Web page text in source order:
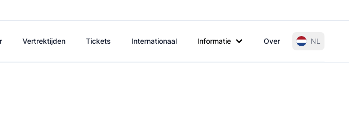
Vertrektijden Tickets Internationaal Informatie Over NL